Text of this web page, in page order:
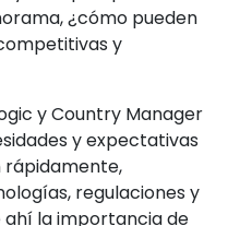
¿cómo pueden
y
y Country Manager
y expectativas
rápidamente,
regulaciones y
ahí la importancia de